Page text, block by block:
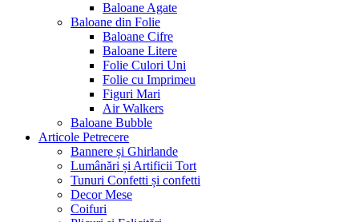
Baloane Agate
Baloane din Folie
Baloane Cifre
Baloane Litere
Folie Culori Uni
Folie cu Imprimeu
Figuri Mari
Air Walkers
Baloane Bubble
Articole Petrecere
Bannere și Ghirlande
Lumânări și Artificii Tort
Tunuri Confetti și confetti
Decor Mese
Coifuri